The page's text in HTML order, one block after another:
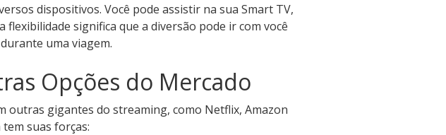
dispositivos. Você pode assistir na sua Smart TV,
significa que a diversão pode ir com você
uma viagem.
Opções do Mercado
outras gigantes do streaming, como Netflix, Amazon
tem suas forças: